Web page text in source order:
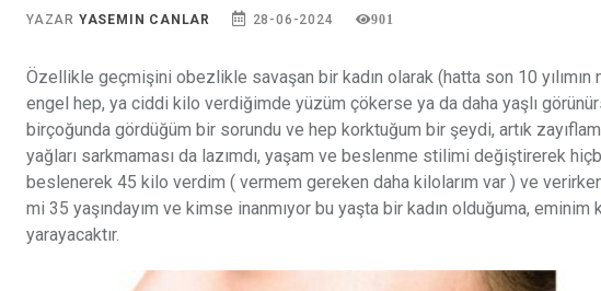
YAZAR YASEMIN CANLAR 28-06-2024 901
Özellikle geçmişini obezlikle savaşan bir kadın olarak (hatta son 10
engel hep, ya ciddi kilo verdiğimde yüzüm çökerse ya da daha yaşlı
birçoğunda gördüğüm bir sorundu ve hep korktuğum bir şeydi, artık
yağları sarkmaması da lazımdı, yaşam ve beslenme stilimi değiştirerek
beslenerek 45 kilo verdim ( vermem gereken daha kilolarım var ) ve
mi 35 yaşındayım ve kimse inanmıyor bu yaşta bir kadın olduğuma,
yarayacaktır.